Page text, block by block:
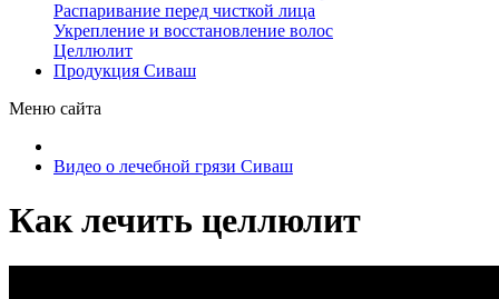
Распаривание перед чисткой лица
Укрепление и восстановление волос
Целлюлит
Продукция Сиваш
Меню сайта
Видео о лечебной грязи Сиваш
Как лечить целлюлит